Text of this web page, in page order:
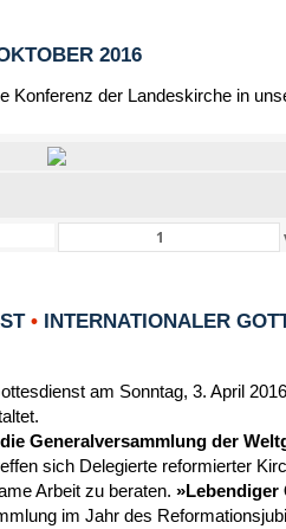
2016
Konferenz der Landeskirche in
• INTERNATIONALER
am Sonntag, 3. April
Generalversammlung der
sich Delegierte reformierter
Arbeit zu beraten. »Lebendiger
im Jahr des